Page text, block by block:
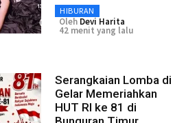
HIBURAN
Oleh Devi Harita
42 menit yang lalu
Serangkaian Lomba di
Gelar Memeriahkan
HUT RI ke 81 di